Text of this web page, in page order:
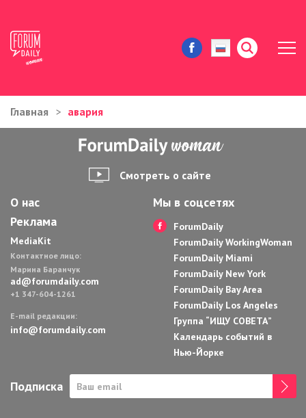
ЖИЗНЬ И ИСТОРИИ
ИММИГРАЦИЯ В США
АВТОРСКИЕ КОЛОНКИ
ЗДОРОВЬЕ И КРАСОТА
ДОМ И ЕДА
Главная авария
Смотреть о сайте
О нас
Реклама
MediaKit
Контактное лицо:
Марина Баранчук
ad@forumdaily.com
+1 347-604-1261
E-mail редакции:
info@forumdaily.com
Мы в соцсетях
ForumDaily
ForumDaily WorkingWoman
ForumDaily Miami
ForumDaily New York
ForumDaily Bay Area
ForumDaily Los Angeles
Группа “ИЩУ СОВЕТА”
Календарь событий в
Нью-Йорке
Подписка